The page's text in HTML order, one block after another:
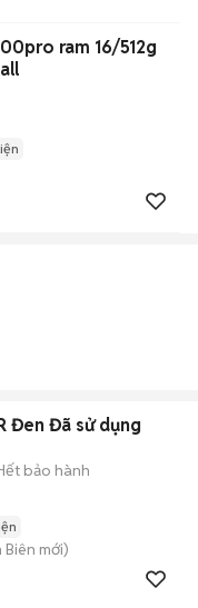
ram 16/512g
Đen Đã sử dụng
bảo hành
Biên mới)